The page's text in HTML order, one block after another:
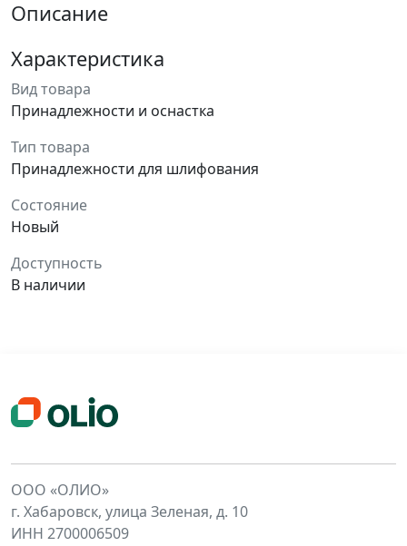
Описание
Характеристика
Вид товара
Принадлежности и оснастка
Тип товара
Принадлежности для шлифования
Состояние
Новый
Доступность
В наличии
ООО «ОЛИО»
г. Хабаровск, улица Зеленая, д. 10
ИНН 2700006509